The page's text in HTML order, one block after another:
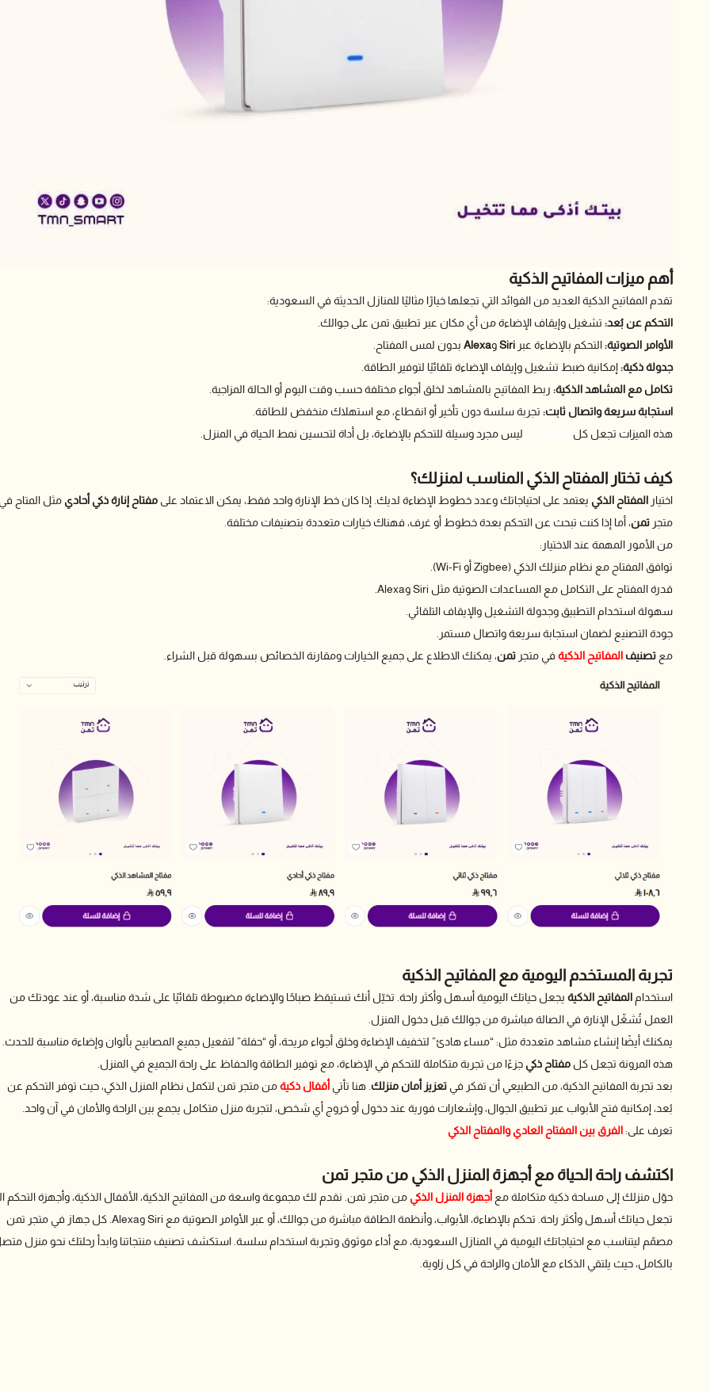
أهم ميزات المفاتيح الذكية
تقدم المفاتيح الذكية العديد من الفوائد التي تجعلها خيارًا مثاليًا للمنازل الحديثة في السعودية:
التحكم عن بُعد: تشغيل وإيقاف الإضاءة من أي مكان عبر تطبيق تمن على جوالك.
الأوامر الصوتية:التحكم بالإضاءة عبر SiriوAlexa بدون لمس المفتاح.
جدولة ذكية:إمكانية ضبط تشغيل وإيقاف الإضاءة تلقائيًا لتوفير الطاقة.
تكامل مع المشاهد الذكية: ربط المفاتيح بالمشاهد لخلق أجواء مختلفة حسب وقت اليوم أو الحالة المزاجية.
استجابة سريعة واتصال ثابت: تجربة سلسة دون تأخير أو انقطاع، مع استهلاك منخفض للطاقة.
هذه الميزات تجعل كل
ليس مجرد وسيلة للتحكم بالإضاءة، بل أداة لتحسين نمط الحياة في المنزل.
كيف تختار المفتاح الذكي المناسب لمنزلك؟
اختيار المفتاح الذكي يعتمد على احتياجاتك وعدد خطوط الإضاءة لديك. إذا كان خط الإنارة واحد فقط، يمكن الاعتماد على مفتاح إنارة ذكي أحادي مثل المتاح
متجر تمن، أما إذا كنت تبحث عن التحكم بعدة خطوط أو غرف، فهناك خيارات متعددة بتصنيفات مختلفة.
من الأمور المهمة عند الاختيار:
توافق المفتاح مع نظام منزلك الذكي (Zigbee أو Wi-Fi).
قدرة المفتاح على التكامل مع المساعدات الصوتية مثل Siri وAlexa.
سهولة استخدام التطبيق وجدولة التشغيل والإيقاف التلقائي.
جودة التصنيع لضمان استجابة سريعة واتصال مستمر.
مع تصنيف المفاتيح الذكية في متجر تمن، يمكنك الاطلاع على جميع الخيارات ومقارنة الخصائص بسهولة قبل الشراء.
تجربة المستخدم اليومية مع المفاتيح الذكية
استخدام المفاتيح الذكية يجعل حياتك اليومية أسهل وأكثر راحة. تخيّل أنك تستيقظ صباحًا والإضاءة مضبوطة تلقائيًا على شدة مناسبة، أو عند عودتك من
العمل تُشغّل الإنارة في الصالة مباشرة من جوالك قبل دخول المنزل.
يمكنك أيضًا إنشاء مشاهد متعددة مثل: “مساء هادئ” لتخفيف الإضاءة وخلق أجواء مريحة، أو “حفلة” لتفعيل جميع المصابيح بألوان وإضاءة مناسبة للحدث.
هذه المرونة تجعل كل مفتاح ذكي جزءًا من تجربة متكاملة للتحكم في الإضاءة، مع توفير الطاقة والحفاظ على راحة الجميع في المنزل.
بعد تجربة المفاتيح الذكية، من الطبيعي أن تفكر في تعزيز أمان منزلك. هنا تأتي أقفال ذكيةمن متجر تمن لتكمل نظام المنزل الذكي، حيث توفر التحكم عن
بُعد، إمكانية فتح الأبواب عبر تطبيق الجوال، وإشعارات فورية عند دخول أو خروج أي شخص، لتجربة منزل متكامل يجمع بين الراحة والأمان في آن واحد.
تعرف على:الفرق بين المفتاح العادي والمفتاح الذكي
اكتشف راحة الحياة مع أجهزة المنزل الذكي من متجر تمن
حوّل منزلك إلى مساحة ذكية متكاملة مع أجهزة المنزل الذكي من متجر تمن. نقدم لك مجموعة واسعة من المفاتيح الذكية، الأقفال الذكية، وأجهزة التحكم
تجعل حياتك أسهل وأكثر راحة. تحكم بالإضاءة، الأبواب، وأنظمة الطاقة مباشرة من جوالك، أو عبر الأوامر الصوتية مع Siri وAlexa. كل جهاز في متجر تمن
مصمّم ليتناسب مع احتياجاتك اليومية في المنازل السعودية، مع أداء موثوق وتجربة استخدام سلسة. استكشف تصنيف منتجاتنا وابدأ رحلتك نحو منزل
بالكامل، حيث يلتقي الذكاء مع الأمان والراحة في كل زاوية.